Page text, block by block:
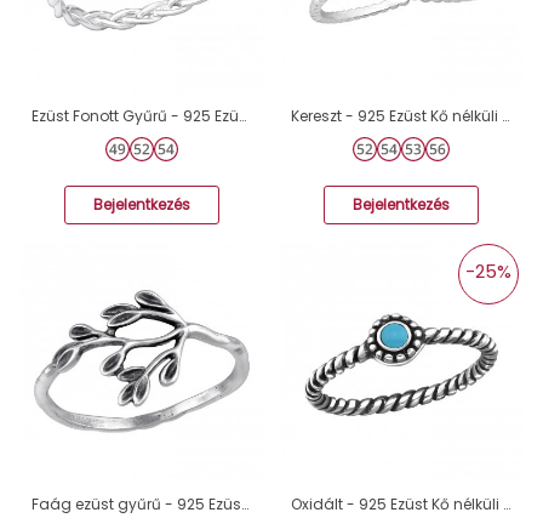
Ezüst Fonott Gyűrű - 925 Ezüst Kő nélküli gyűrűk A4S40664
Bejelentkezés
Kereszt - 925 Ezüst Kő nélküli gyűrűk A4S23771
Bejelentkezés
Faág ezüst gyűrű - 925 Ezüst Kő Nélküli Gyűrűk A4S46764
Oxidált - 925 Ezüst Kő nélküli gyűrűk A4S38768
-25%